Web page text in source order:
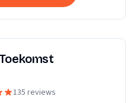
135 reviews